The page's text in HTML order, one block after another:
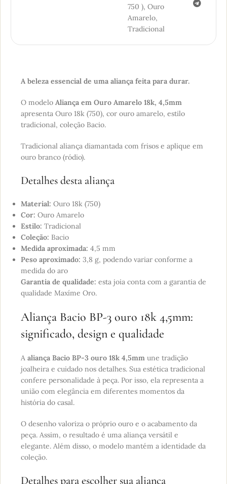
750 ), Ouro
Amarelo,
Tradicional
A beleza essencial de uma aliança feita para durar.
O modelo Aliança em Ouro Amarelo 18k, 4,5mm
apresenta Ouro 18k (750), cor ouro amarelo, estilo
tradicional, coleção Bacio.
Tradicional aliança diamantada com frisos e aplique em
ouro branco (ródio).
Detalhes desta aliança
Material: Ouro 18k (750)
Cor: Ouro Amarelo
Estilo: Tradicional
Coleção: Bacio
Medida aproximada: 4,5 mm
Peso aproximado: 3,8 g, podendo variar conforme a
medida do aro
Garantia de qualidade: esta joia conta com a garantia de
qualidade Maxíme Oro.
Aliança Bacio BP-3 ouro 18k 4,5mm:
significado, design e qualidade
A aliança Bacio BP-3 ouro 18k 4,5mm une tradição
joalheira e cuidado nos detalhes. Sua estética tradicional
confere personalidade à peça. Por isso, ela representa a
união com elegância em diferentes momentos da
história do casal.
O desenho valoriza o próprio ouro e o acabamento da
peça. Assim, o resultado é uma aliança versátil e
elegante. Além disso, o modelo mantém a identidade da
coleção.
Detalhes para escolher sua aliança